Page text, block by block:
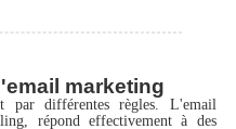
marketing
par différentes règles. L'email
répond effectivement à des